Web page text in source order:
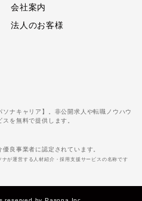
会社案内
法人のお客様
ナキャリア】。非公開求人や転職ノウハウ
を無料で提供します。
優良事業者に認定されています。
が運営する人材紹介・採用支援サービスの名称です